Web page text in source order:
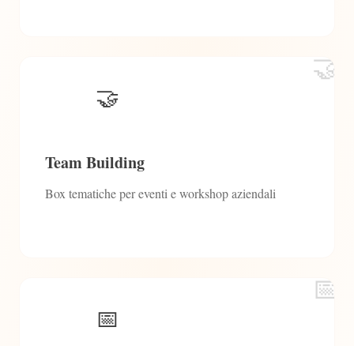
🤝
🤝
Team Building
Box tematiche per eventi e workshop aziendali
📅
📅